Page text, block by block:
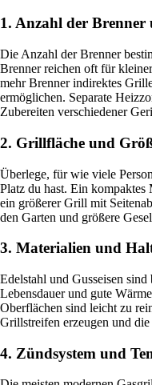
1. Anzahl der Brenner
Die Anzahl der Brenner
Brenner reichen oft für
mehr Brenner indirektes
ermöglichen. Separate
Zubereiten verschiedener
2. Grillfläche und
Überlege, für wie viele
Platz du hast. Ein
ein größerer Grill mit
den Garten und größere
3. Materialien und
Edelstahl und Gusseisen
Lebensdauer und gute
Oberflächen sind leicht zu
Grillstreifen erzeugen und
4. Zündsystem und